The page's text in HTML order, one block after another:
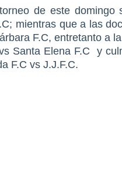
de este
mientras que a las
F.C, entretanto a
Santa Elena F.C
y
F.C vs J.J.F.C.